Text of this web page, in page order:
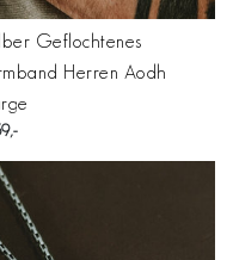
Geflochtenes
Herren Aodh